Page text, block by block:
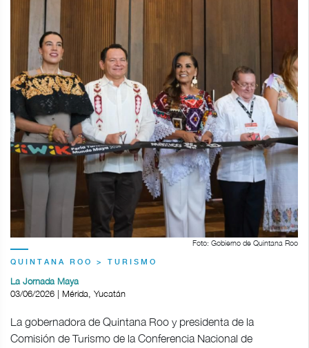
Foto: Gobierno de Quintana Roo
QUINTANA ROO > TURISMO
La Jornada Maya
03/06/2026 | Mérida, Yucatán
La gobernadora de Quintana Roo y presidenta de la
Comisión de Turismo de la Conferencia Nacional de